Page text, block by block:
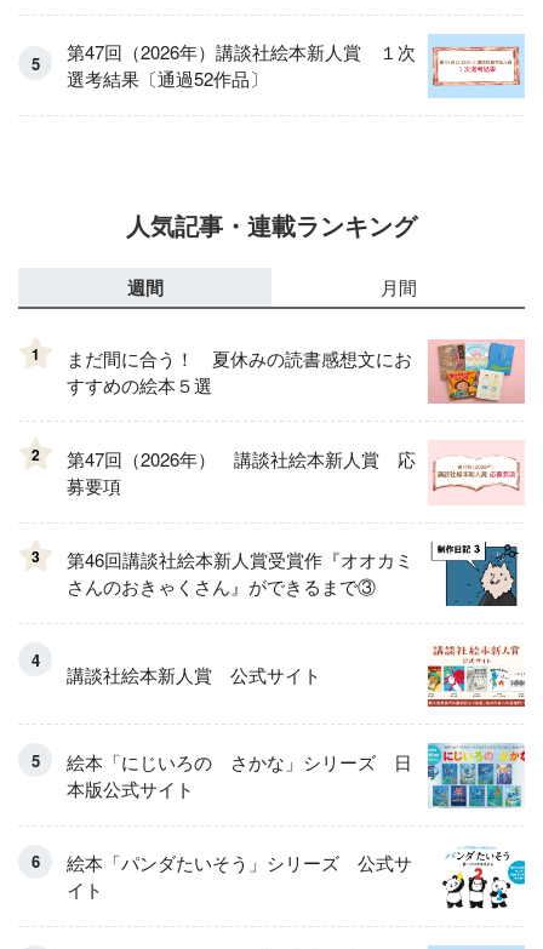
第47回（2026年）講談社絵本新人賞 １次
選考結果〔通過52作品〕
人気記事・連載ランキング
週間 月間
1
まだ間に合う！ 夏休みの読書感想文にお
すすめの絵本５選
2
第47回（2026年） 講談社絵本新人賞 応
募要項
3
第46回講談社絵本新人賞受賞作『オオカミ
さんのおきゃくさん』ができるまで③
講談社絵本新人賞 公式サイト
絵本「にじいろの さかな」シリーズ 日
本版公式サイト
絵本「パンダたいそう」シリーズ 公式サ
イト